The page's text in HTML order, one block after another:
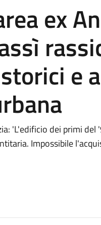
ex
e
'L'edificio dei primi del
Impossibile